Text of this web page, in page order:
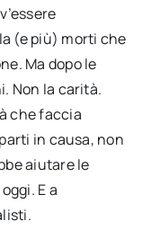
(e più) morti che
Ma dopo le
Non la carità.
che faccia
in causa, non
aiutare le
E a